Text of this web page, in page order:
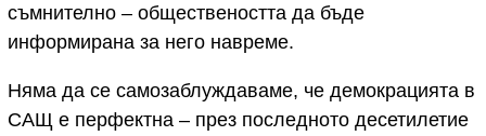
съмнително – обществеността да бъде
информирана за него навреме.
Няма да се самозаблуждаваме, че демокрацията в
САЩ е перфектна – през последното десетилетие